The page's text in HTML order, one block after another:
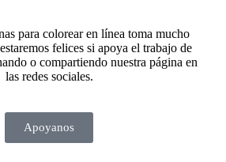
para colorear en línea toma mucho
felices si apoya el trabajo de
o compartiendo nuestra página en
las redes sociales.
Apoyanos